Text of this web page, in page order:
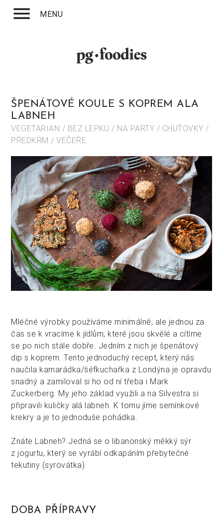
menu MENU
ŠPENÁTOVÉ KOULE S KOPREM ALA
LABNEH
VEGETARIAN / BEZ LEPKU / NA PARTY / CHUŤOVKY /
PŘEDKRM / VEČEŘE
Mléčné výrobky používáme minimálně, ale jednou za
čas se k vracíme k jídlům, které jsou skvělé a cítíme
se po nich stále dobře. Jedním z nich je špenátový
dip s koprem. Tento jednoduchý recept, který nás
naučila kamarádka/šéf­kuchařka z Londýna je opravdu
snadný a zamiloval si ho od ní třeba i Mark
Zuckerberg. My jeho základ využili a na Silvestra si
připravili kuličky alá labneh. K tomu jíme semínkové
krekry a je to jednoduše pohádka.
Znáte Labneh? Jedná se o libanonský měkký sýr
z jogurtu, který se vyrábí odkapáním přebytečné
tekutiny (syrovátka).
DOBA PŘÍPRAVY